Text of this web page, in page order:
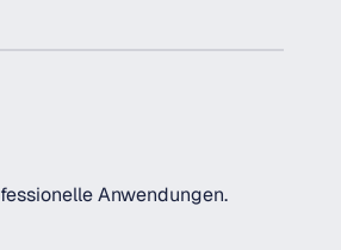
Anwendungen.